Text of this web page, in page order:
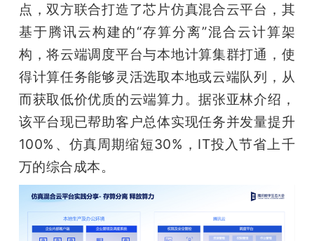
点，双方联合打造了芯片仿真混合云平台，其
基于腾讯云构建的“存算分离”混合云计算架
构，将云端调度平台与本地计算集群打通，使
得计算任务能够灵活选取本地或云端队列，从
而获取低价优质的云端算力。据张亚林介绍，
该平台现已帮助客户总体实现任务并发量提升
100%、仿真周期缩短30%，IT投入节省上千
万的综合成本。